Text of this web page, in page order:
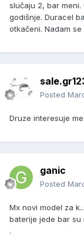
slučaju 2, bar meni.
godišnje. Duracel
otkačeni. Nadam
Posted
Druze interesuje
ganic
Posted
Mx novi model za
baterije jede bar su
.